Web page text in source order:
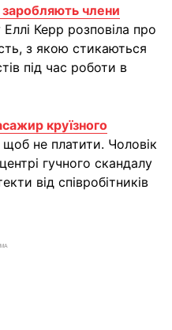
заробляють члени
Керр розповіла про
з якою стикаються
під час роботи в
круїзного
щоб не платити. Чоловік
гучного скандалу
від співробітників